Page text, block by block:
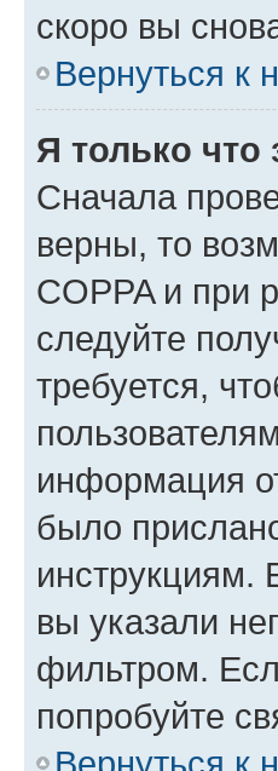
скоро вы
Вернуться к
Я только что
Сначала
верны, то
COPPA и при
следуйте
требуется,
информация
было
инструкциям.
вы указали
фильтром.
попробуйте
Вернуться к